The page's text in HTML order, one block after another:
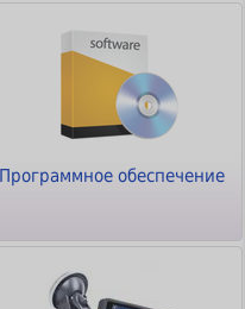
Программное обеспечение